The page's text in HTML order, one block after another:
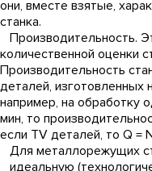
они, вместе взятые,
станка.
Производительность.
количественной оценки
Производительность
деталей, изготовленных
например, на обработку
мин, то
если TV деталей, то Q =
Для металлорежущих
идеальную